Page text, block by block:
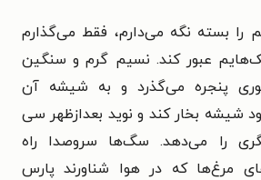
را بسته نگه می‌دارم، فقط می‌گذارم
عبور کند. نسیم گرم و سنگین
توری پنجره می‌گذرد و به شیشه آن
شیشه بخار کند و نوید بعدازظهر سی
را می‌دهد. سگ‌ها سروصدا راه
مرغ‌ها که در هوا شناورند پارس